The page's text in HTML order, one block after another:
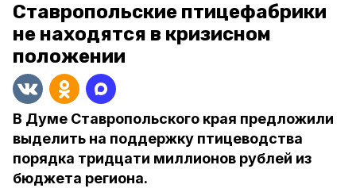
Ставропольские птицефабрики
не находятся в кризисном
положении
В Думе Ставропольского края предложили
выделить на поддержку птицеводства
порядка тридцати миллионов рублей из
бюджета региона.